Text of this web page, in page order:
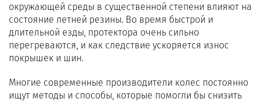
окружающей среды в существенной степени влияют на
состояние летней резины. Во время быстрой и
длительной езды, протектора очень сильно
перегреваются, и как следствие ускоряется износ
покрышек и шин.
Многие современные производители колес постоянно
ищут методы и способы, которые помогли бы снизить